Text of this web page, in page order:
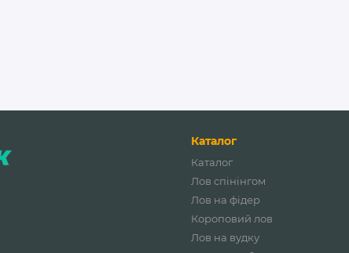
Каталог
Каталог
Лов спінінгом
Лов на фідер
Короповий лов
Лов на вудку